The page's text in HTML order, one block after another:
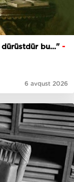
bu..." -
6 avqust 2026